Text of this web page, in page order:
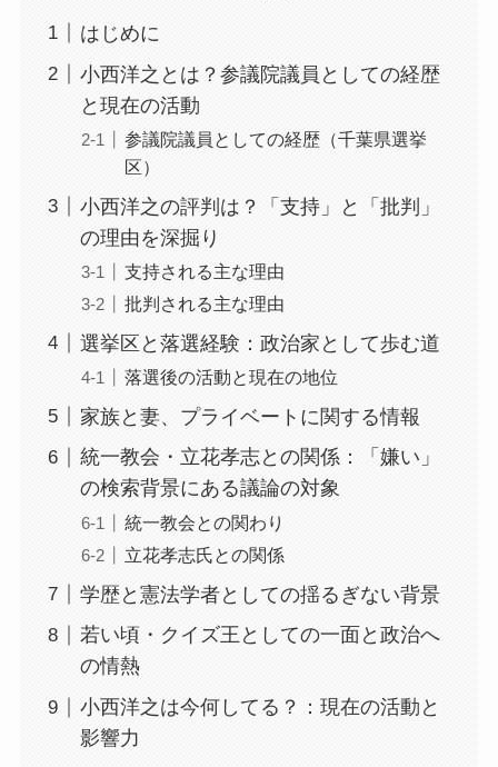
はじめに
小西洋之とは？参議院議員としての経歴
と現在の活動
参議院議員としての経歴（千葉県選挙
区）
小西洋之の評判は？「支持」と「批判」
の理由を深掘り
支持される主な理由
批判される主な理由
選挙区と落選経験：政治家として歩む道
落選後の活動と現在の地位
家族と妻、プライベートに関する情報
統一教会・立花孝志との関係：「嫌い」
の検索背景にある議論の対象
統一教会との関わり
立花孝志氏との関係
学歴と憲法学者としての揺るぎない背景
若い頃・クイズ王としての一面と政治へ
の情熱
小西洋之は今何してる？：現在の活動と
影響力